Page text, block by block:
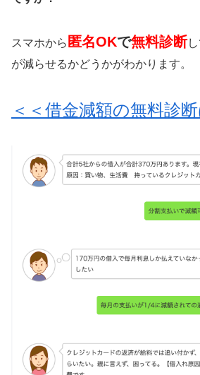
スマホから 匿名OKで無料診断
が減らせるかどうかがわかります。
＜＜借金減額の無料診